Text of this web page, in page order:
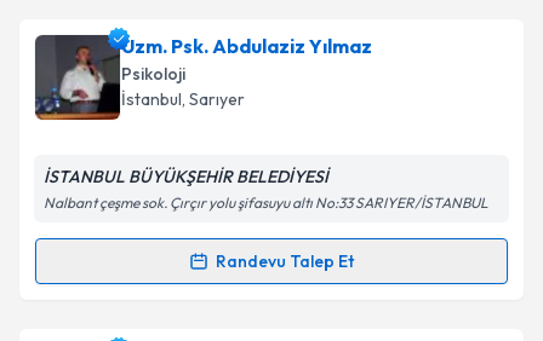
Uzm. Psk. Abdulaziz Yılmaz
Psikoloji
İstanbul, Sarıyer
İSTANBUL BÜYÜKŞEHİR BELEDİYESİ
Nalbant çeşme sok. Çırçır yolu şifasuyu altı No:33 SARIYER/İSTANBUL
Randevu Talep Et
Randevu Takvimi Talebi